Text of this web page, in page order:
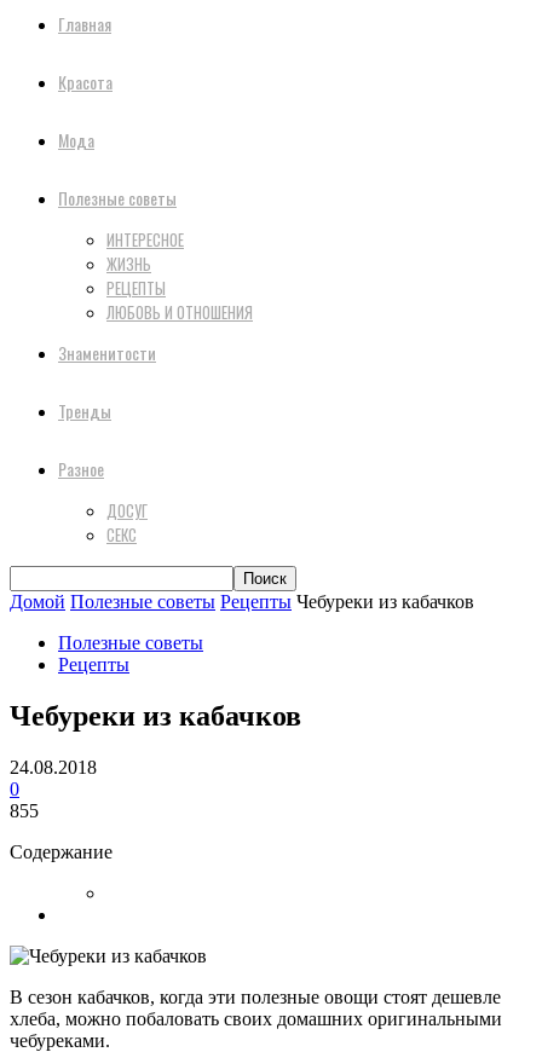
Главная
Красота
Мода
Полезные советы
ИНТЕРЕСНОЕ
ЖИЗНЬ
РЕЦЕПТЫ
ЛЮБОВЬ И ОТНОШЕНИЯ
Знаменитости
Тренды
Разное
ДОСУГ
СЕКС
Домой Полезные советы Рецепты Чебуреки из кабачков
Полезные советы
Рецепты
Чебуреки из кабачков
24.08.2018
0
855
Содержание
В сезон кабачков, когда эти полезные овощи стоят дешевле
хлеба, можно побаловать своих домашних оригинальными
чебуреками.